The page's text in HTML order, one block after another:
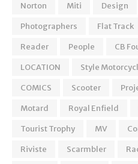
Norton
Miti Design
Photographers
Flat Track
Reader
People CB
LOCATION
Style
COMICS
Scooter
Motard
Royal Enfield
Tourist Trophy
MV
Riviste
Scarmbler